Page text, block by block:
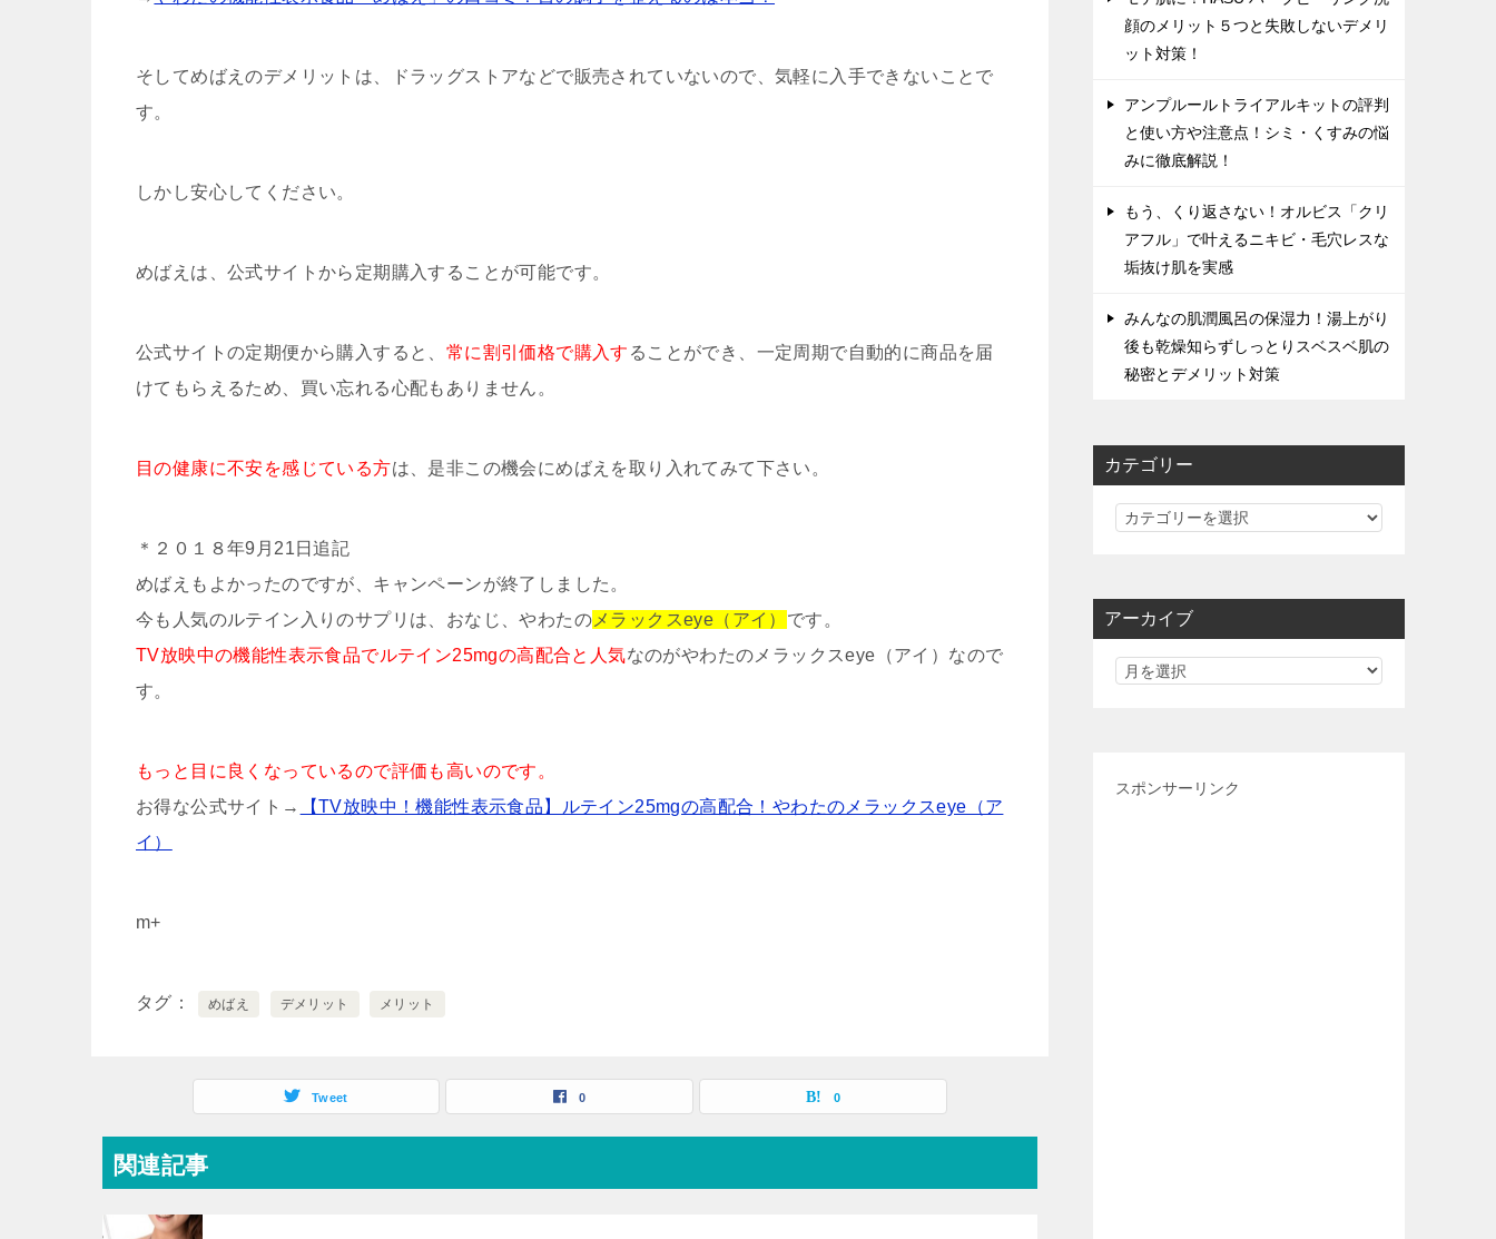
そしてめばえのデメリットは、ドラッグストアなどで販売されていないので、気軽に入手できないことで
す。
しかし安心してください。
めばえは、公式サイトから定期購入することが可能です。
公式サイトの定期便から購入すると、 常に割引価格で購入す ることができ、一定周期で自動的に商品を届
けてもらえるため、買い忘れる心配もありません。
目の健康に不安を感じている方は、是非この機会にめばえを取り入れてみて下さい。
＊２０１８年9月21日追記
めばえもよかったのですが、キャンペーンが終了しました。
今も人気のルテイン入りのサプリは、おなじ、やわたの メラックスeye（アイ） です。
TV放映中の機能性表示食品でルテイン25mgの高配合と人気なのがやわたのメラックスeye（アイ）なので
す。
もっと目に良くなっているので評価も高いのです。
お得な公式サイト→
【TV放映中！機能性表示食品】ルテイン25mgの高配合！やわたのメラックスeye（ア
イ）
m+
タグ めばえ デメリット メリット
Tweet 0 0
関連記事
顔のメリット５つと失敗しないデメリ
ット対策！
アンプルールトライアルキットの評判
と使い方や注意点！シミ・くすみの悩
みに徹底解説！
もう、くり返さない！オルビス「クリ
アフル」で叶えるニキビ・毛穴レスな
垢抜け肌を実感
みんなの肌潤風呂の保湿力！湯上がり
後も乾燥知らずしっとりスベスベ肌の
秘密とデメリット対策
カテゴリー
カ
リ
アーカイブ
スポンサーリンク